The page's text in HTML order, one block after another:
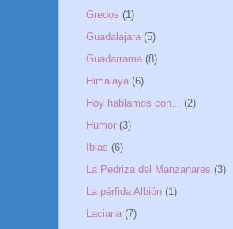
Gredos (1)
Guadalajara (5)
Guadarrama (8)
Himalaya (6)
Hoy hablamos con... (2)
Humor (3)
Ibias (6)
La Pedriza del Manzanares (3)
La pérfida Albión (1)
Laciana (7)